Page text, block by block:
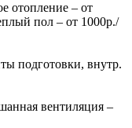
отопление – от
пол – от 1000р./
подготовки, внутр.
вентиляция –